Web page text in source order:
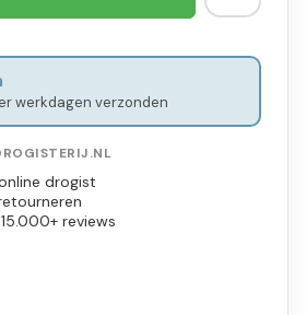
werkdagen verzonden
drogist
reviews